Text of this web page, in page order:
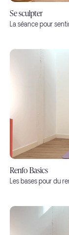
Se sculpter
La séance pour
Renfo Basics
Les bases pour du